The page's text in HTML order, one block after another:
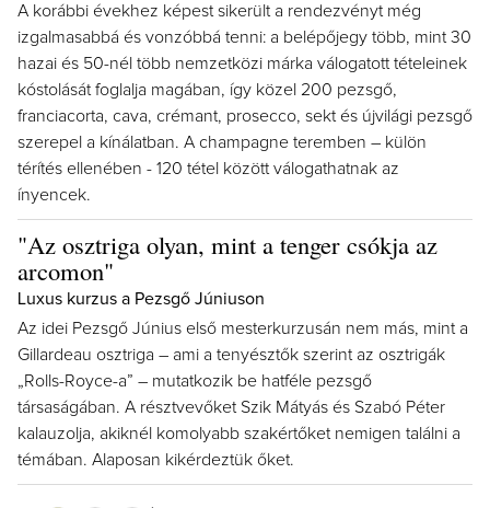
A korábbi évekhez képest sikerült a rendezvényt még
izgalmasabbá és vonzóbbá tenni: a belépőjegy több, mint 30
hazai és 50-nél több nemzetközi márka válogatott tételeinek
kóstolását foglalja magában, így közel 200 pezsgő,
franciacorta, cava, crémant, prosecco, sekt és újvilági pezsgő
szerepel a kínálatban. A champagne teremben – külön
térítés ellenében - 120 tétel között válogathatnak az
ínyencek.
"Az osztriga olyan, mint a tenger csókja az
arcomon"
Luxus kurzus a Pezsgő Júniuson
Az idei Pezsgő Június első mesterkurzusán nem más, mint a
Gillardeau osztriga – ami a tenyésztők szerint az osztrigák
„Rolls-Royce-a” – mutatkozik be hatféle pezsgő
társaságában. A résztvevőket Szik Mátyás és Szabó Péter
kalauzolja, akiknél komolyabb szakértőket nemigen találni a
témában. Alaposan kikérdeztük őket.